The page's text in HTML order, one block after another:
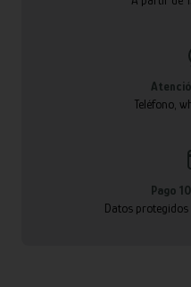
Teléfono,
Pago
Datos